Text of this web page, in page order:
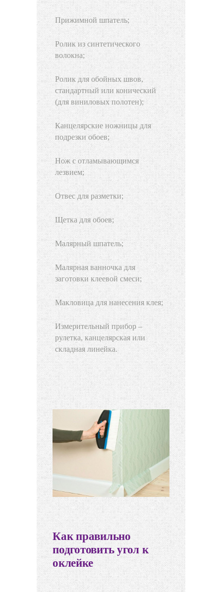
Прижимной шпатель;
Ролик из синтетического
волокна;
Ролик для обойных швов,
стандартный или конический
(для виниловых полотен);
Канцелярские ножницы для
подрезки обоев;
Нож с отламывающимся
лезвием;
Отвес для разметки;
Щетка для обоев;
Малярный шпатель;
Малярная ванночка для
заготовки клеевой смеси;
Макловица для нанесения клея;
Измерительный прибор –
рулетка, канцелярская или
складная линейка.
Как правильно
подготовить угол к
оклейке